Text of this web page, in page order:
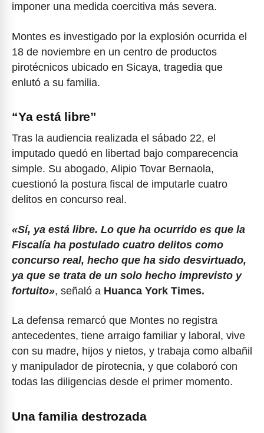
imponer una medida coercitiva más severa.
Montes es investigado por la explosión ocurrida el
18 de noviembre en un centro de productos
pirotécnicos ubicado en Sicaya, tragedia que
enlutó a su familia.
“Ya está libre”
Tras la audiencia realizada el sábado 22, el
imputado quedó en libertad bajo comparecencia
simple. Su abogado, Alipio Tovar Bernaola,
cuestionó la postura fiscal de imputarle cuatro
delitos en concurso real.
«Sí, ya está libre. Lo que ha ocurrido es que la
Fiscalía ha postulado cuatro delitos como
concurso real, hecho que ha sido desvirtuado,
ya que se trata de un solo hecho imprevisto y
fortuito», señaló a Huanca York Times.
La defensa remarcó que Montes no registra
antecedentes, tiene arraigo familiar y laboral, vive
con su madre, hijos y nietos, y trabaja como albañil
y manipulador de pirotecnia, y que colaboró con
todas las diligencias desde el primer momento.
Una familia destrozada